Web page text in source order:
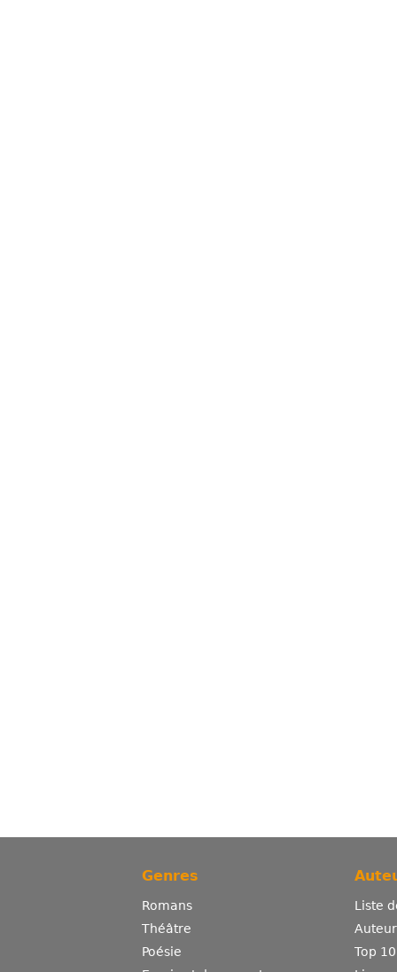
Genres
Romans
Théâtre
Poésie
Liste
Top